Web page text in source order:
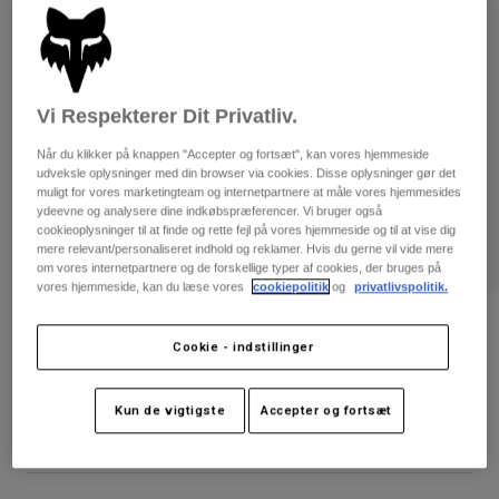
Bukser
Shorts
Jakker
Handsker
Beskyttelser
Briller
Sokker
Tilbehør
Reservedele
Bukser
Protections
Briller
Sokker
Tasker & tilbehør
Spare parts
Skjorter
Se alle
Women
T-Shirts & Tops
Hoodies og sweatre
Jakker
Youth
Guards
Goggles
Socks
Se alle
Moto
Helmets
Boots
Goggles
Womens Defend langærmet trøje
Artikelnr.31133
Price reduced from
to 249,5 kr 50% OFF
Vi Respekterer Dit Privatliv.
Når du klikker på knappen "Accepter og fortsæt", kan vores hjemmeside
udveksle oplysninger med din browser via cookies. Disse oplysninger gør det
muligt for vores marketingteam og internetpartnere at måle vores hjemmesides
ydeevne og analysere dine indkøbspræferencer. Vi bruger også
cookieoplysninger til at finde og rette fejl på vores hjemmeside og til at vise dig
mere relevant/personaliseret indhold og reklamer. Hvis du gerne vil vide mere
om vores internetpartnere og de forskellige typer af cookies, der bruges på
vores hjemmeside, kan du læse vores
cookiepolitik og privatlivspolitik.
Cookie - indstillinger
Kun de vigtigste Accepter og fortsæt